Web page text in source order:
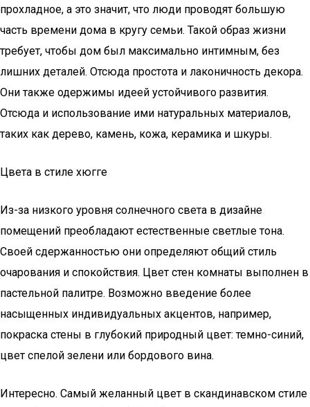
прохладное, а это значит, что люди проводят большую
часть времени дома в кругу семьи. Такой образ жизни
требует, чтобы дом был максимально интимным, без
лишних деталей. Отсюда простота и лаконичность декора.
Они также одержимы идеей устойчивого развития.
Отсюда и использование ими натуральных материалов,
таких как дерево, камень, кожа, керамика и шкуры.
Цвета в стиле хюгге
Из-за низкого уровня солнечного света в дизайне
помещений преобладают естественные светлые тона.
Своей сдержанностью они определяют общий стиль
очарования и спокойствия. Цвет стен комнаты выполнен в
пастельной палитре. Возможно введение более
насыщенных индивидуальных акцентов, например,
покраска стены в глубокий природный цвет: темно-синий,
цвет спелой зелени или бордового вина.
Интересно. Самый желанный цвет в скандинавском стиле